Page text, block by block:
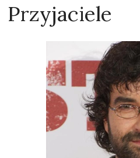
Przyjaciele